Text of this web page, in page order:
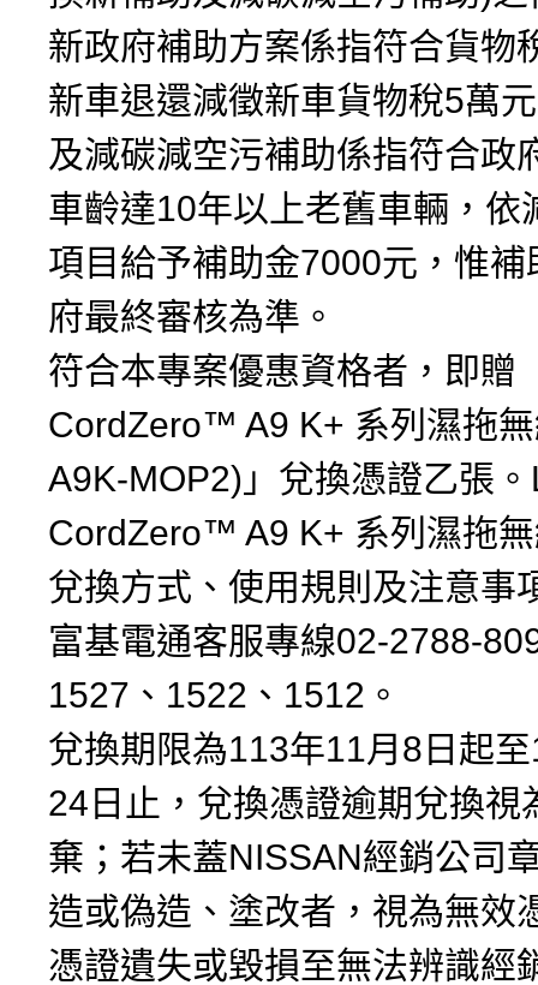
新政府補助方案係指符合貨物
新車退還減徵新車貨物稅5萬
及減碳減空污補助係指符合政
車齡達10年以上老舊車輛，依
項目給予補助金7000元，惟補
府最終審核為準。
符合本專案優惠資格者，即贈
CordZero™ A9 K+ 系列濕拖
A9K-MOP2)」兌換憑證乙張
CordZero™ A9 K+ 系列濕拖
兌換方式、使用規則及注意事
富基電通客服專線02-2788-
1527、1522、1512。
兌換期限為113年11月8日起
24日止，兌換憑證逾期兌換視
棄；若未蓋NISSAN經銷公司
造或偽造、塗改者，視為無效
憑證遺失或毀損至無法辨識經